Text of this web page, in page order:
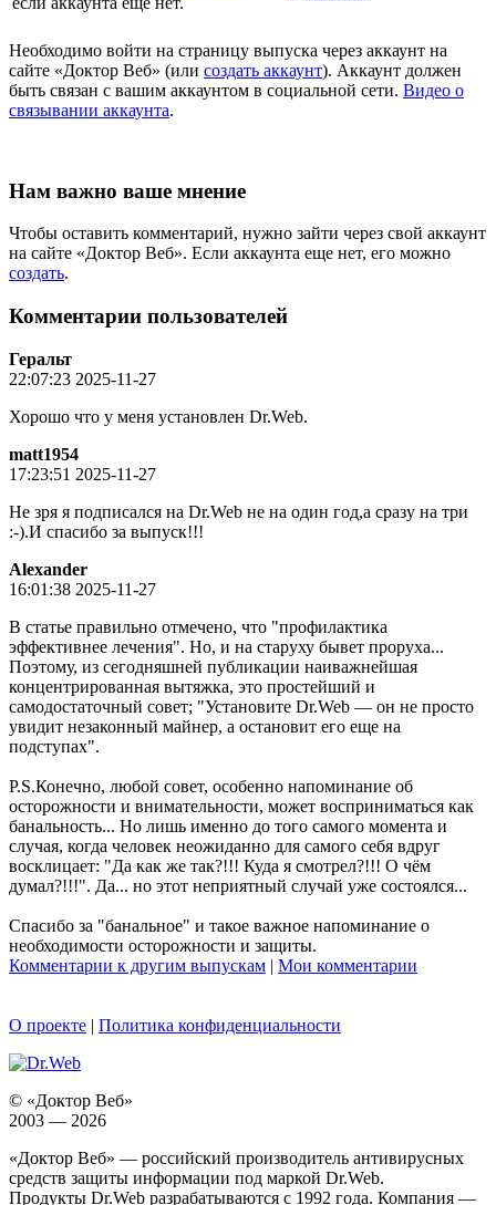
Необходимо войти на страницу выпуска через аккаунт на
сайте «Доктор Веб» (или создать аккаунт). Аккаунт должен
быть связан с вашим аккаунтом в социальной сети. Видео о
связывании аккаунта.
Нам важно ваше мнение
Чтобы оставить комментарий, нужно зайти через свой аккаунт
на сайте «Доктор Веб». Если аккаунта еще нет, его можно
создать.
Комментарии пользователей
Геральт
22:07:23 2025-11-27
Хорошо что у меня установлен Dr.Web.
matt1954
17:23:51 2025-11-27
Не зря я подписался на Dr.Web не на один год,а сразу на три
:-).И спасибо за выпуск!!!
Alexander
16:01:38 2025-11-27
В статье правильно отмечено, что "профилактика
эффективнее лечения". Но, и на старуху бывет проруха...
Поэтому, из сегодняшней публикации наиважнейшая
концентрированная вытяжка, это простейший и
самодостаточный совет; "Установите Dr.Web — он не просто
увидит незаконный майнер, а остановит его еще на
подступах".
P.S.Конечно, любой совет, особенно напоминание об
осторожности и внимательности, может восприниматься как
банальность... Но лишь именно до того самого момента и
случая, когда человек неожиданно для самого себя вдруг
восклицает: "Да как же так?!!! Куда я смотрел?!!! О чём
думал?!!!". Да... но этот неприятный случай уже состоялся...
Спасибо за "банальное" и такое важное напоминание о
необходимости осторожности и защиты.
Комментарии к другим выпускам | Мои комментарии
О проекте | Политика конфиденциальности
© «Доктор Веб»
2003 — 2026
«Доктор Веб» — российский производитель антивирусных
средств защиты информации под маркой Dr.Web.
Продукты Dr.Web разрабатываются с 1992 года. Компания —